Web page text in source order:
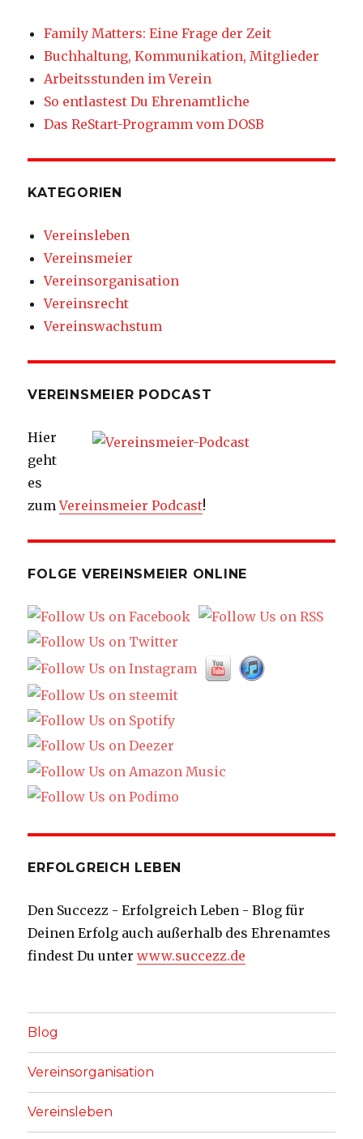
Family Matters: Eine Frage der Zeit
Buchhaltung, Kommunikation, Mitglieder
Arbeitsstunden im Verein
So entlastest Du Ehrenamtliche
Das ReStart-Programm vom DOSB
KATEGORIEN
Vereinsleben
Vereinsmeier
Vereinsorganisation
Vereinsrecht
Vereinswachstum
VEREINSMEIER PODCAST
Hier
geht
es
zumVereinsmeier Podcast!
FOLGE VEREINSMEIER ONLINE
ERFOLGREICH LEBEN
Den Succezz - Erfolgreich Leben - Blog für
Deinen Erfolg auch außerhalb des Ehrenamtes
findest Du unterwww.succezz.de
Blog
Vereinsorganisation
Vereinsleben